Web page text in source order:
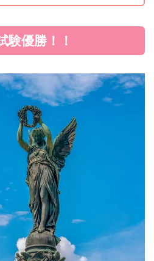
験優勝！！